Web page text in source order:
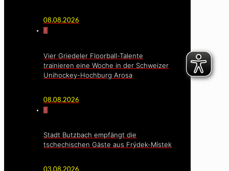
08.08.2026
0
Vier Griedeler Floorball-Talente
trainieren eine Woche in der Schweizer
Unihockey-Hochburg Arosa
08.08.2026
0
Stadt Butzbach empfängt die
tschechischen Gäste aus Frýdek-Místek